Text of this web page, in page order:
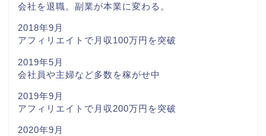
会社を退職。副業が本業に変わる。
2018年9月
アフィリエイトで月収100万円を突破
2019年5月
会社員や主婦など多数を稼がせ中
2019年9月
アフィリエイトで月収200万円を突破
2020年9月